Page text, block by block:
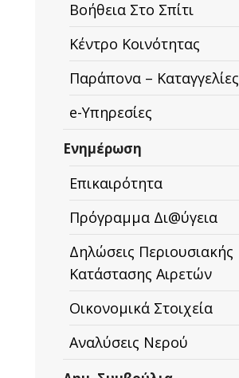
Βοήθεια Στο Σπίτι
Κέντρο Κοινότητας
Παράπονα – Καταγγελίες
e-Υπηρεσίες
Ενημέρωση
Επικαιρότητα
Πρόγραμμα Δι@ύγεια
Δηλώσεις Περιουσιακής
Κατάστασης Αιρετών
Οικονομικά Στοιχεία
Αναλύσεις Νερού